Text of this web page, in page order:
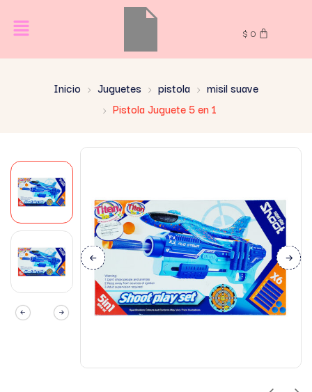
$ 0
Inicio Juguetes pistola
misil suave
Pistola Juguete 5 en 1